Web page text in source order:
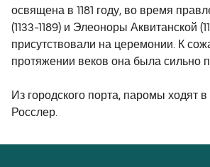
освящена в 1181 году, во время
(1133-1189) и Элеоноры Аквитанской
присутствовали на церемонии. К
протяжении веков она была сильно
Из городского порта, паромы ходят
Росслер.